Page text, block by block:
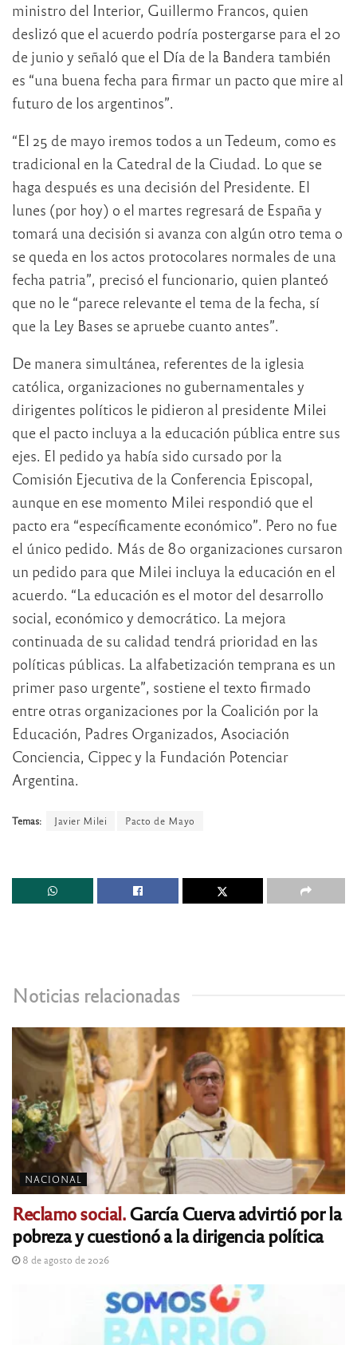
ministro del Interior, Guillermo Francos, quien
deslizó que el acuerdo podría postergarse para el 20
de junio y señaló que el Día de la Bandera también
es “una buena fecha para firmar un pacto que mire al
futuro de los argentinos”.
“El 25 de mayo iremos todos a un Tedeum, como es
tradicional en la Catedral de la Ciudad. Lo que se
haga después es una decisión del Presidente. El
lunes (por hoy) o el martes regresará de España y
tomará una decisión si avanza con algún otro tema o
se queda en los actos protocolares normales de una
fecha patria”, precisó el funcionario, quien planteó
que no le “parece relevante el tema de la fecha, sí
que la Ley Bases se apruebe cuanto antes”.
De manera simultánea, referentes de la iglesia
católica, organizaciones no gubernamentales y
dirigentes políticos le pidieron al presidente Milei
que el pacto incluya a la educación pública entre sus
ejes. El pedido ya había sido cursado por la
Comisión Ejecutiva de la Conferencia Episcopal,
aunque en ese momento Milei respondió que el
pacto era “específicamente económico”. Pero no fue
el único pedido. Más de 80 organizaciones cursaron
un pedido para que Milei incluya la educación en el
acuerdo. “La educación es el motor del desarrollo
social, económico y democrático. La mejora
continuada de su calidad tendrá prioridad en las
políticas públicas. La alfabetización temprana es un
primer paso urgente”, sostiene el texto firmado
entre otras organizaciones por la Coalición por la
Educación, Padres Organizados, Asociación
Conciencia, Cippec y la Fundación Potenciar
Argentina.
Temas: Javier Milei Pacto de Mayo
Noticias relacionadas
NACIONAL
Reclamo social.García Cuerva advirtió por la
pobreza y cuestionó a la dirigencia política
8 de agosto de 2026